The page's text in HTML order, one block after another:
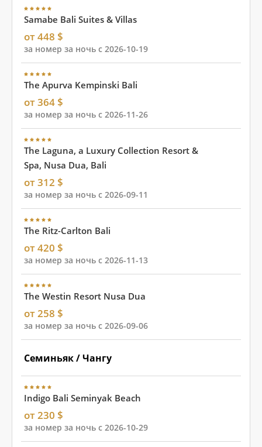
Samabe Bali Suites & Villas
от 448 $
за номер за ночь с 2026-10-19
The Apurva Kempinski Bali
от 364 $
за номер за ночь с 2026-11-26
The Laguna, a Luxury Collection Resort &
Spa, Nusa Dua, Bali
от 312 $
за номер за ночь с 2026-09-11
The Ritz-Carlton Bali
от 420 $
за номер за ночь с 2026-11-13
The Westin Resort Nusa Dua
от 258 $
за номер за ночь с 2026-09-06
Семиньяк / Чангу
Indigo Bali Seminyak Beach
от 230 $
за номер за ночь с 2026-10-29